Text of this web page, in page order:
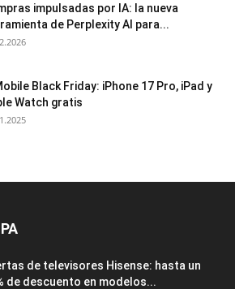
impulsadas por IA: la nueva
de Perplexity AI para...
Black Friday: iPhone 17 Pro, iPad y
Watch gratis
de televisores Hisense: hasta un
de descuento en modelos...